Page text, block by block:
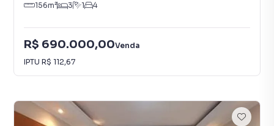
156m² 3 1 4
R$ 690.000,00Venda
IPTU R$ 112,67